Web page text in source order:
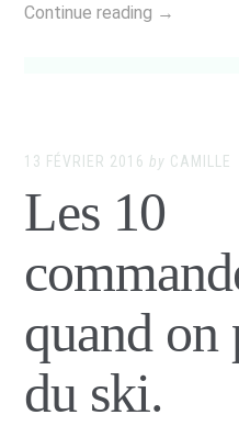
Continue reading →
13 FÉVRIER 2016 by CAMILLE
Les 10
quand on
du ski.